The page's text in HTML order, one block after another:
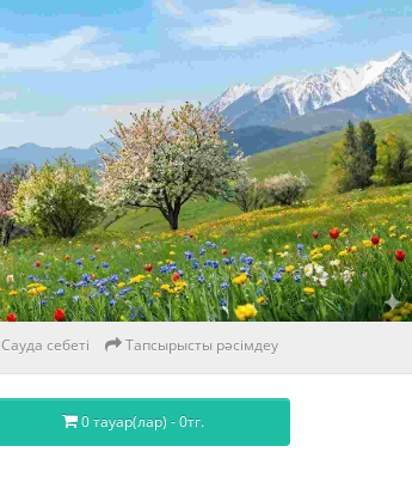
Сауда себеті Тапсырысты рәсімдеу
0 тауар(лар) - 0тг.